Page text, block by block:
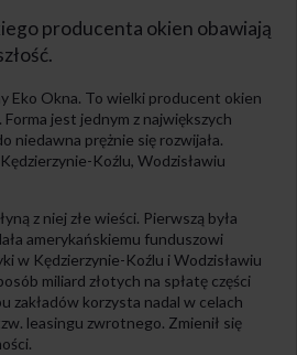
producenta okien obawiają
Eko Okna. To wielki producent okien
jest jednym z największych
niedawna prężnie się rozwijała.
Koźlu, Wodzisławiu
z niej złe wieści. Pierwszą była
amerykańskiemu funduszowi
w Kędzierzynie-Koźlu i Wodzisławiu
miliard złotych na spłatę części
zakładów korzysta nadal w celach
leasingu zwrotnego. Zmienił się